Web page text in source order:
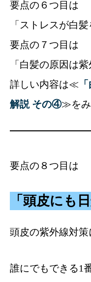
要点の６つ目は
「ストレスが白
要点の７つ目は
「白髪の原因は
詳しい内容は≪
解説 その④≫をみ
要点の８つ目は
「頭皮にも
頭皮の紫外線対策
誰にでもできる1